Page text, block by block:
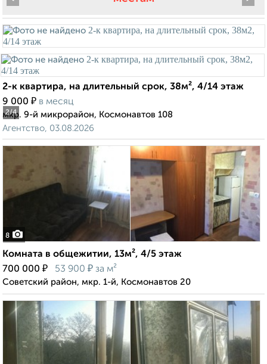
2/4
2-к квартира, на длительный срок, 38м², 4/14 этаж
9 000 ₽ в месяц
мкр. 9-й микрорайон, Космонавтов 108
Агентство, 03.08.2026
8
Комната в общежитии, 13м², 4/5 этаж
700 000 ₽ 53 900 ₽ за м²
Советский район, мкр. 1-й, Космонавтов 20